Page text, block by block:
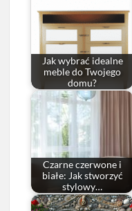
Jak wybrać idealne
meble do Twojego
domu?
Czarne czerwone i
białe: Jak stworzyć
stylowy…